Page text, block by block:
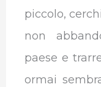
piccolo,
non
paese e
ormai